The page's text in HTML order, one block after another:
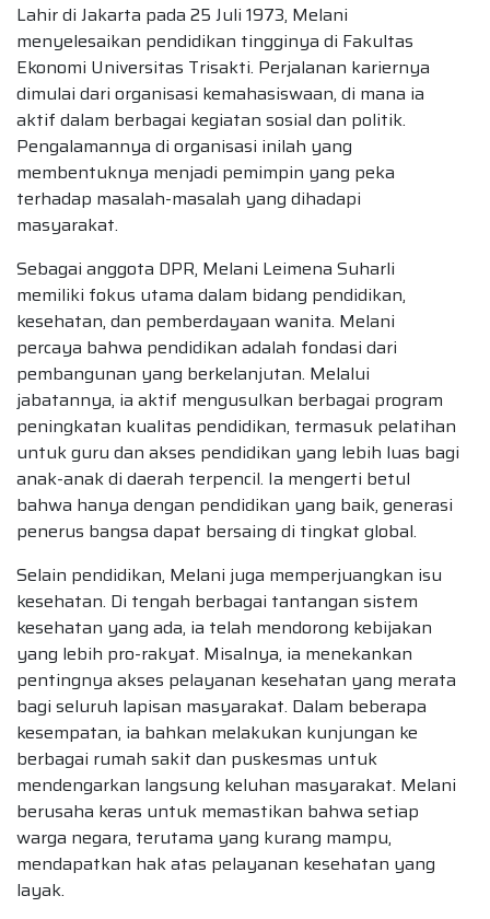
Lahir di Jakarta pada 25 Juli 1973, Melani
menyelesaikan pendidikan tingginya di Fakultas
Ekonomi Universitas Trisakti. Perjalanan kariernya
dimulai dari organisasi kemahasiswaan, di mana ia
aktif dalam berbagai kegiatan sosial dan politik.
Pengalamannya di organisasi inilah yang
membentuknya menjadi pemimpin yang peka
terhadap masalah-masalah yang dihadapi
masyarakat.
Sebagai anggota DPR, Melani Leimena Suharli
memiliki fokus utama dalam bidang pendidikan,
kesehatan, dan pemberdayaan wanita. Melani
percaya bahwa pendidikan adalah fondasi dari
pembangunan yang berkelanjutan. Melalui
jabatannya, ia aktif mengusulkan berbagai program
peningkatan kualitas pendidikan, termasuk pelatihan
untuk guru dan akses pendidikan yang lebih luas bagi
anak-anak di daerah terpencil. Ia mengerti betul
bahwa hanya dengan pendidikan yang baik, generasi
penerus bangsa dapat bersaing di tingkat global.
Selain pendidikan, Melani juga memperjuangkan isu
kesehatan. Di tengah berbagai tantangan sistem
kesehatan yang ada, ia telah mendorong kebijakan
yang lebih pro-rakyat. Misalnya, ia menekankan
pentingnya akses pelayanan kesehatan yang merata
bagi seluruh lapisan masyarakat. Dalam beberapa
kesempatan, ia bahkan melakukan kunjungan ke
berbagai rumah sakit dan puskesmas untuk
mendengarkan langsung keluhan masyarakat. Melani
berusaha keras untuk memastikan bahwa setiap
warga negara, terutama yang kurang mampu,
mendapatkan hak atas pelayanan kesehatan yang
layak.